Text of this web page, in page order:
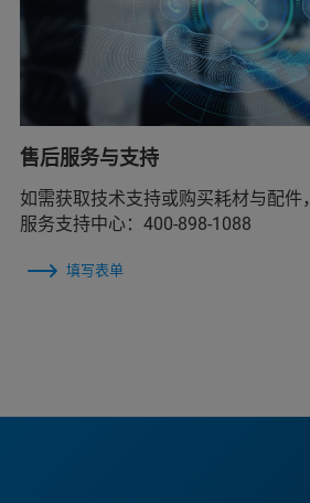
售后服务与支持
如需获取技术支持或购买耗材与配件
服务支持中心：400-898-1088
填写表单